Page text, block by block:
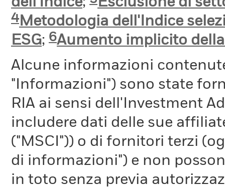
4Metodologia dell'Indice
ESG; 6Aumento implicito
Alcune informazioni
"Informazioni") sono state
RIA ai sensi dell'Investment
includere dati delle sue
("MSCI")) o di fornitori terzi
di informazioni") e non
in toto senza previa